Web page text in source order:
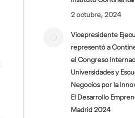
2 octubre, 2024
Vicepresidente
representó a
el Congreso
Universidades y
Negocios por la
El Desarrollo
Madrid 2024